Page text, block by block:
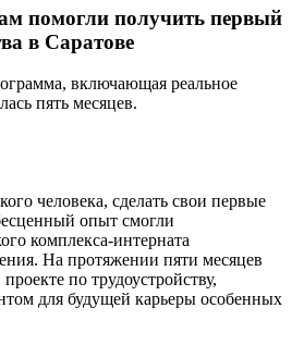
помогли получить первый
в Саратове
включающая реальное
пять месяцев.
человека, сделать свои первые
опыт смогли
комплекса-интерната
На протяжении пяти месяцев
по трудоустройству,
для будущей карьеры особенных